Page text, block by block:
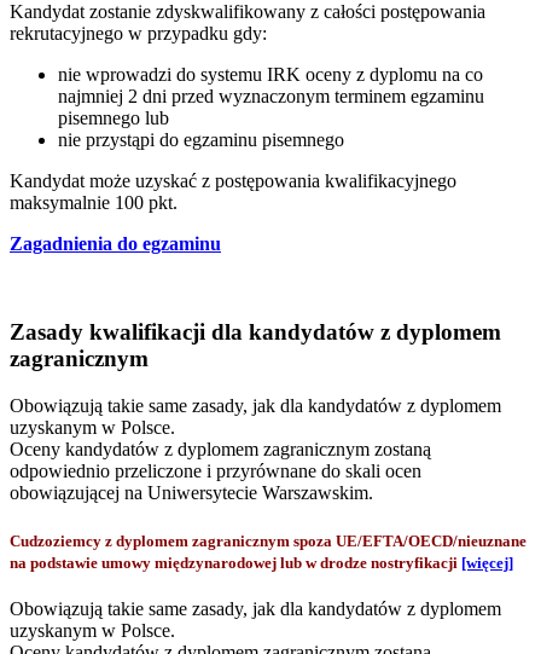
Kandydat zostanie zdyskwalifikowany z całości postępowania
rekrutacyjnego w przypadku gdy:
nie wprowadzi do systemu IRK oceny z dyplomu na co
najmniej 2 dni przed wyznaczonym terminem egzaminu
pisemnego lub
nie przystąpi do egzaminu pisemnego
Kandydat może uzyskać z postępowania kwalifikacyjnego
maksymalnie 100 pkt.
Zagadnienia do egzaminu
Zasady kwalifikacji dla kandydatów z dyplomem
zagranicznym
Obowiązują takie same zasady, jak dla kandydatów z dyplomem
uzyskanym w Polsce.
Oceny kandydatów z dyplomem zagranicznym zostaną
odpowiednio przeliczone i przyrównane do skali ocen
obowiązującej na Uniwersytecie Warszawskim.
Cudzoziemcy z dyplomem zagranicznym spoza UE/EFTA/OECD/nieuznane
na podstawie umowy międzynarodowej lub w drodze nostryfikacji [więcej]
Obowiązują takie same zasady, jak dla kandydatów z dyplomem
uzyskanym w Polsce.